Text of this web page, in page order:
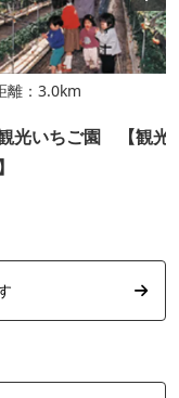
離：3.0km
光いちご園 【観光